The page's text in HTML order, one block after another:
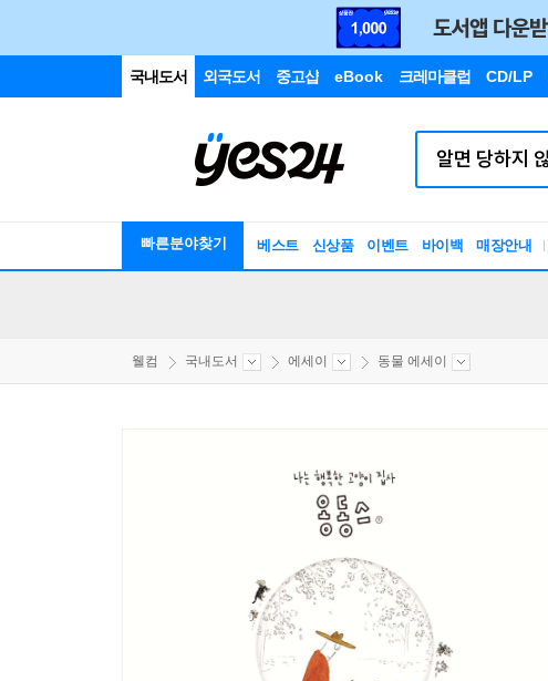
국내도서 외국도서 중고샵 eBook 크레마클럽 CD/LP
빠른분야찾기 베스트 신상품 이벤트 바이백 매장안내
웰컴 국내도서 에세이 동물 에세이